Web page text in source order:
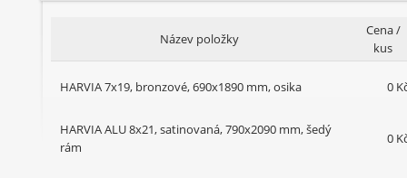
Název položky
Cena /
kus
HARVIA 7x19, bronzové, 690x1890 mm, osika 0
HARVIA ALU 8x21, satinovaná, 790x2090 mm, šedý
rám
0